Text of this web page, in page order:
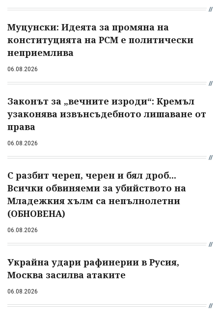
Муцунски: Идеята за промяна на
конституцията на РСМ е политически
неприемлива
06.08.2026
Законът за „вечните изроди“: Кремъл
узаконява извънсъдебното лишаване от
права
06.08.2026
С разбит череп, черен и бял дроб...
Всички обвиняеми за убийството на
Младежкия хълм са непълнолетни
(ОБНОВЕНА)
06.08.2026
Украйна удари рафинерии в Русия,
Москва засилва атаките
06.08.2026